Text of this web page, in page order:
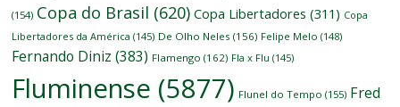
(154) Copa do Brasil (620) Copa Libertadores (311) Copa
Libertadores da América (145) De Olho Neles (156) Felipe Melo (148)
Fernando Diniz (383) Flamengo (162) Fla x Flu (145)
Fluminense (5877) Flunel do Tempo (155) Fred